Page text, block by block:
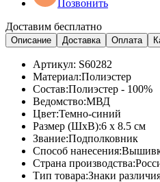
Позвонить
Доставим бесплатно
Описание Доставка Оплата
Артикул: S60282
Материал:Полиэстер
Состав:Полиэстер - 100%
Ведомство:МВД
Цвет:Темно-синий
Размер (ШхВ):6 x 8.5 см
Звание:Подполковник
Способ нанесения:
Страна производства:
Тип товара:Знаки